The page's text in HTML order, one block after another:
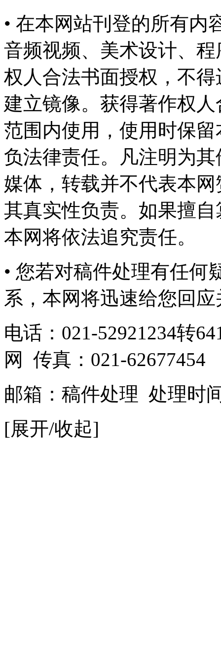
• 在本网站刊登的所有内
音频视频、美术设计、
权人合法书面授权，不
建立镜像。获得著作权
范围内使用，使用时保
负法律责任。凡注明为
媒体，转载并不代表本
其真实性负责。如果擅
本网将依法追究责任。
• 您若对稿件处理有任何
系，本网将迅速给您回
电话：021-52921234转
网 传真：021-62677454
邮箱： 稿件处理 处理时
[展开/收起]